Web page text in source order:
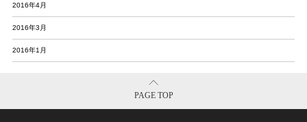
2016年4月
2016年3月
2016年1月
PAGE TOP